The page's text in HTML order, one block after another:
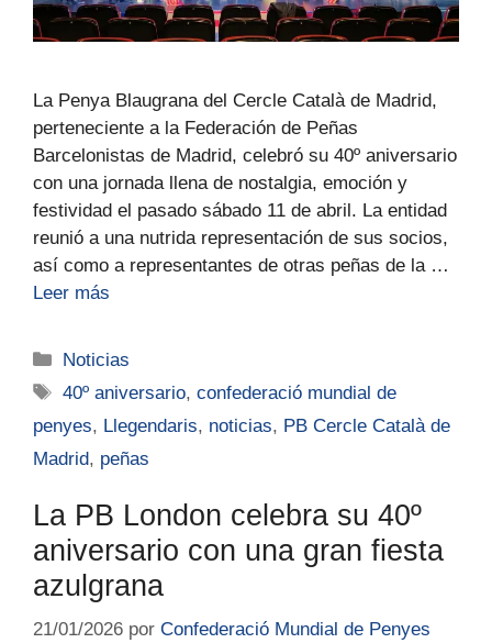
La Penya Blaugrana del Cercle Català de Madrid,
perteneciente a la Federación de Peñas
Barcelonistas de Madrid, celebró su 40º aniversario
con una jornada llena de nostalgia, emoción y
festividad el pasado sábado 11 de abril. La entidad
reunió a una nutrida representación de sus socios,
así como a representantes de otras peñas de la …
Leer más
Noticias
40º aniversario,confederació mundial de
penyes, Llegendaris, noticias, PB Cercle Català de
Madrid, peñas
La PB London celebra su 40º
aniversario con una gran fiesta
azulgrana
21/01/2026 por Confederació Mundial de Penyes